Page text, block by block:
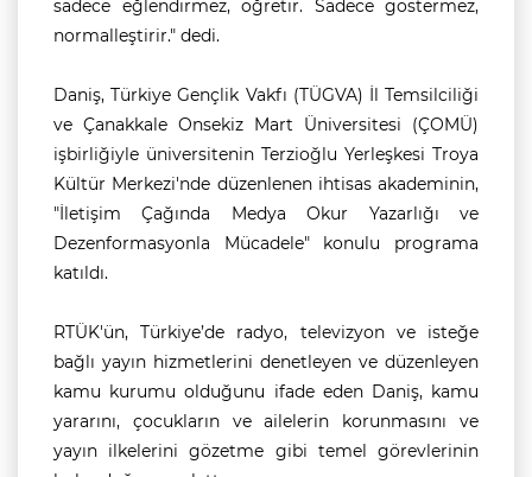
sadece eğlendirmez, öğretir. Sadece göstermez,
normalleştirir." dedi.
Daniş, Türkiye Gençlik Vakfı (TÜGVA) İl Temsilciliği
ve Çanakkale Onsekiz Mart Üniversitesi (ÇOMÜ)
işbirliğiyle üniversitenin Terzioğlu Yerleşkesi Troya
Kültür Merkezi'nde düzenlenen ihtisas akademinin,
"İletişim Çağında Medya Okur Yazarlığı ve
Dezenformasyonla Mücadele" konulu programa
katıldı.
RTÜK'ün, Türkiye’de radyo, televizyon ve isteğe
bağlı yayın hizmetlerini denetleyen ve düzenleyen
kamu kurumu olduğunu ifade eden Daniş, kamu
yararını, çocukların ve ailelerin korunmasını ve
yayın ilkelerini gözetme gibi temel görevlerinin